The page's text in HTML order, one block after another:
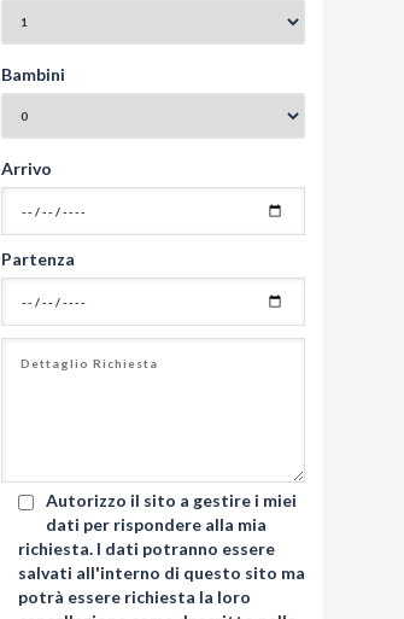
Bambini
Arrivo
Partenza
Autorizzo il sito a gestire i miei
dati per rispondere alla mia
richiesta. I dati potranno essere
salvati all'interno di questo sito ma
potrà essere richiesta la loro